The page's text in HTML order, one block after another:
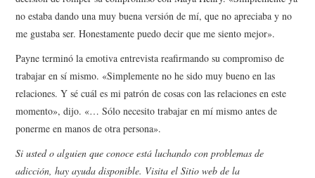
no estaba dando una muy buena versión de mí, que no apreciaba y no
me gustaba ser. Honestamente puedo decir que me siento mejor».
Payne terminó la emotiva entrevista reafirmando su compromiso de
trabajar en sí mismo. «Simplemente no he sido muy bueno en las
relaciones. Y sé cuál es mi patrón de cosas con las relaciones en este
momento», dijo. «… Sólo necesito trabajar en mí mismo antes de
ponerme en manos de otra persona».
Si usted o alguien que conoce está luchando con problemas de
adicción, hay ayuda disponible. Visita el Sitio web de la